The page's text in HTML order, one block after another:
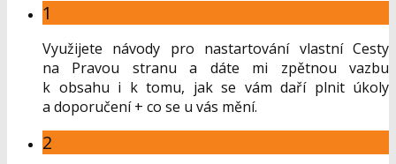
1
Využijete návody pro nastartování vlastní Cesty
na Pravou stranu a dáte mi zpětnou vazbu
k obsahu i k tomu, jak se vám daří plnit úkoly
a doporučení + co se u vás mění.
2